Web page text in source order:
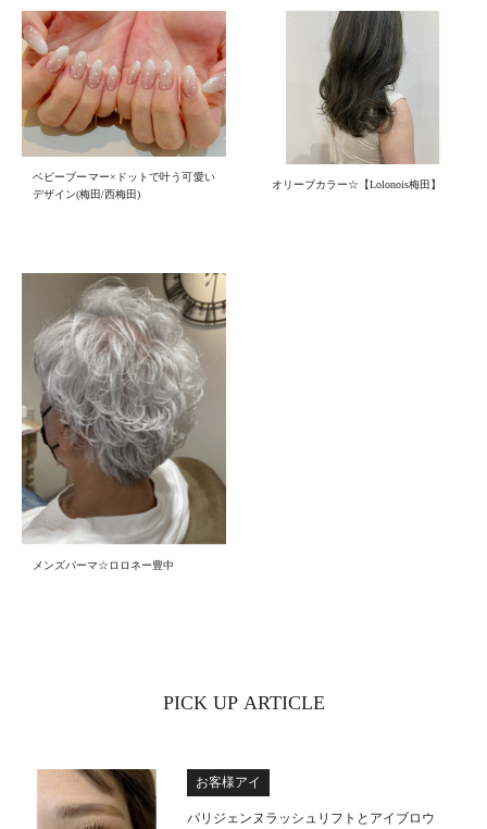
ベビーブーマー×ドットで叶う可愛い
デザイン(梅田/西梅田)
オリーブカラー☆【Lolonois梅田】
メンズパーマ☆ロロネー豊中
PICK UP ARTICLE
お客様アイ
パリジェンヌラッシュリフトとアイブロウ